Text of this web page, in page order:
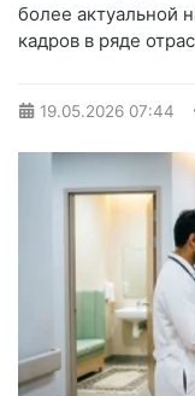
более актуальной
кадров в ряде
19.05.2026 07:44